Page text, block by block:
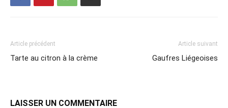
Article précédent
Tarte au citron à la crème
Article suivant
Gaufres Liégeoises
LAISSER UN COMMENTAIRE